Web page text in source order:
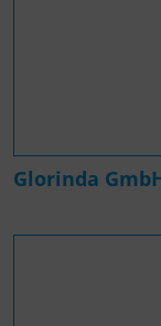
Glorinda